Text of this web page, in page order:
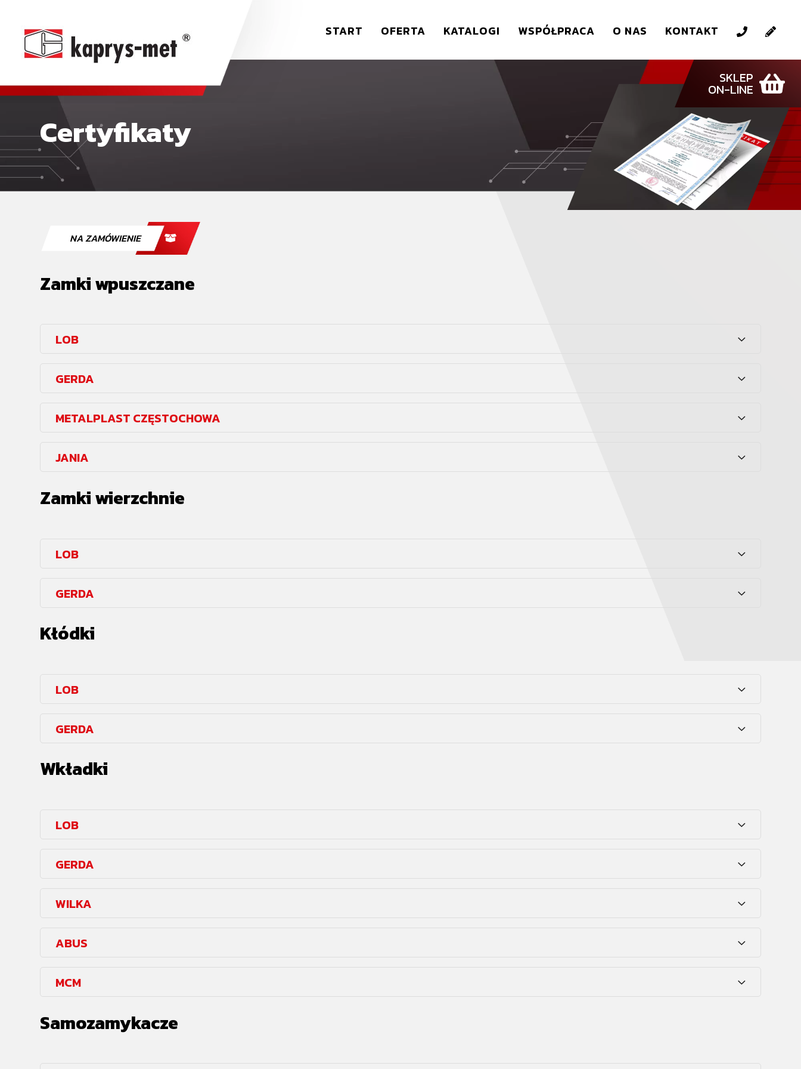
START OFERTA KATALOGI WSPÓŁPRACA O NAS KONTAKT
SKLEP
ON-LINE
Certyfikaty
NA ZAMÓWIENIE
Zamki wpuszczane
LOB
GERDA
METALPLAST CZĘSTOCHOWA
JANIA
Zamki wierzchnie
LOB
GERDA
Kłódki
LOB
GERDA
Wkładki
LOB
GERDA
WILKA
ABUS
MCM
Samozamykacze